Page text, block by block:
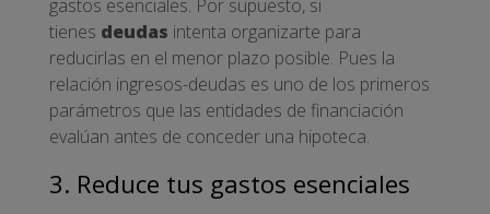
gastos esenciales. Por supuesto, si
tienes deudas intenta organizarte para
reducirlas en el menor plazo posible. Pues la
relación ingresos-deudas es uno de los primeros
parámetros que las entidades de financiación
evalúan antes de conceder una hipoteca.
3. Reduce tus gastos esenciales